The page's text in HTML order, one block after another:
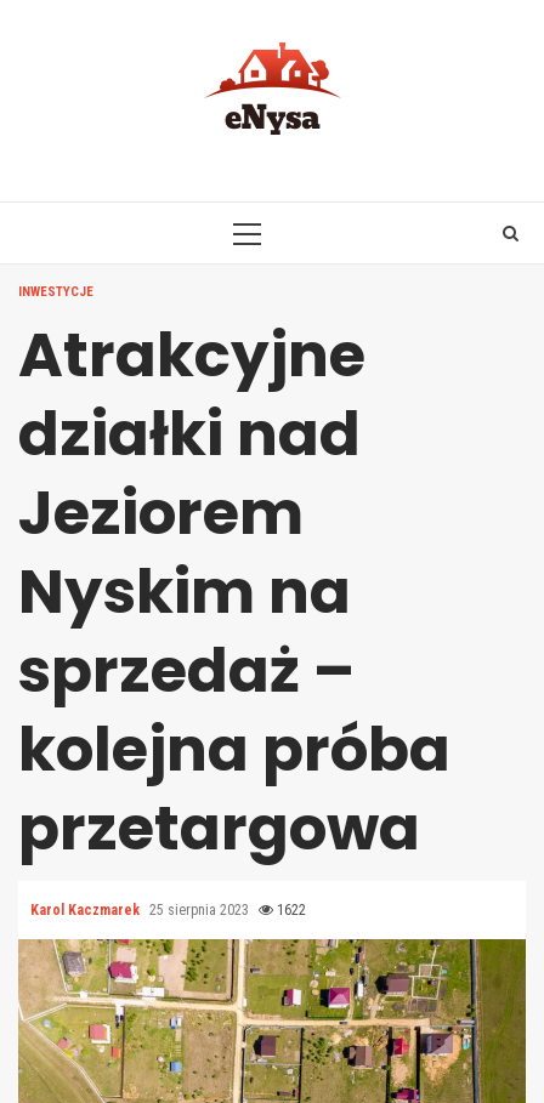
PRIMARY
INWESTYCJE
Atrakcyjne
działki nad
Jeziorem
Nyskim na
sprzedaż –
kolejna próba
przetargowa
Karol Kaczmarek 25 sierpnia 2023 1622